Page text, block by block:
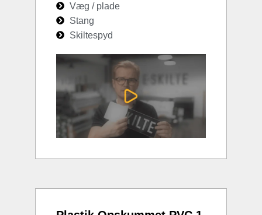
Væg / plade
Stang
Skiltespyd